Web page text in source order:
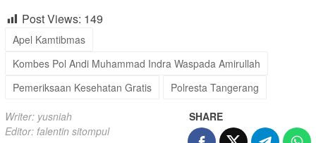
Post Views: 149
Apel Kamtibmas
Kombes Pol Andi Muhammad Indra Waspada Amirullah
Pemeriksaan Kesehatan Gratis
Polresta Tangerang
Writer: yusniah
Editor: falentin sitompul
SHARE